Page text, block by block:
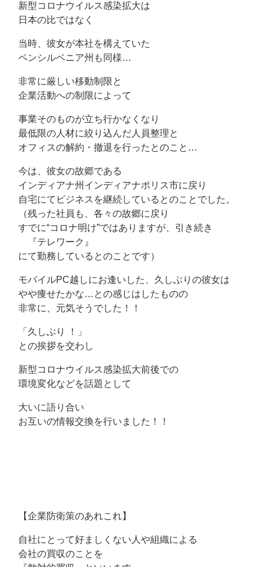
新型コロナウイルス感染拡大は
日本の比ではなく
当時、彼女が本社を構えていた
ペンシルベニア州も同様…
非常に厳しい移動制限と
企業活動への制限によって
事業そのものが立ち行かなくなり
最低限の人材に絞り込んだ人員整理と
オフィスの解約・撤退を行ったとのこと…
今は、彼女の故郷である
インディアナ州インディアナポリス市に戻り
自宅にてビジネスを継続しているとのことでした。
（残った社員も、各々の故郷に戻り
すでに“コロナ明け”ではありますが、引き続き
『テレワーク』
にて勤務しているとのことです）
モバイルPC越しにお逢いした、久しぶりの彼女は
やや痩せたかな…との感じはしたものの
非常に、元気そうでした！！
「久しぶり ！」
との挨拶を交わし
新型コロナウイルス感染拡大前後での
環境変化などを話題として
大いに語り合い
お互いの情報交換を行いました！！
【企業防衛策のあれこれ】
自社にとって好ましくない人や組織による
会社の買収のことを